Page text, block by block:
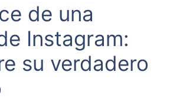
de una
Instagram:
su verdadero